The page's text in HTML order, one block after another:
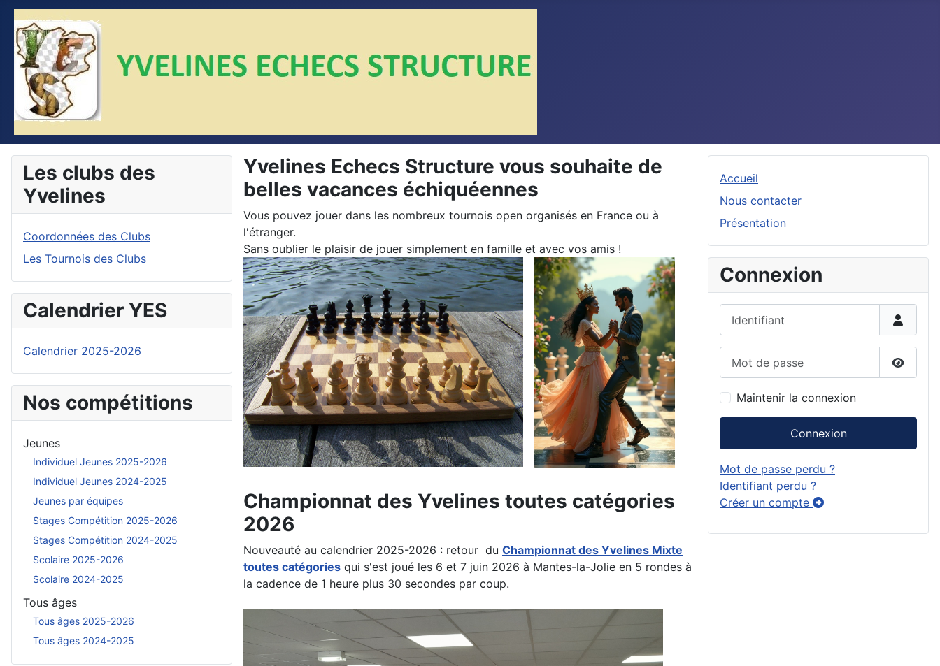
Les clubs des
Yvelines
Coordonnées des Clubs
Les Tournois des Clubs
Calendrier YES
Calendrier 2025-2026
Nos compétitions
Jeunes
Individuel Jeunes 2025-2026
Individuel Jeunes 2024-2025
Jeunes par équipes
Stages Compétition 2025-2026
Stages Compétition 2024-2025
Scolaire 2025-2026
Scolaire 2024-2025
Tous âges
Tous âges 2025-2026
Tous âges 2024-2025
Yvelines Echecs Structure vous souhaite de
belles vacances échiquéennes
Vous pouvez jouer dans les nombreux tournois open organisés en France ou à
l'étranger.
Sans oublier le plaisir de jouer simplement en famille et avec vos amis !
Championnat des Yvelines toutes catégories
2026
Nouveauté au calendrier 2025-2026 : retour du Championnat des Yvelines Mixte
toutes catégories qui s'est joué les 6 et 7 juin 2026 à Mantes-la-Jolie en 5 rondes à
la cadence de 1 heure plus 30 secondes par coup.
Accueil
Nous contacter
Présentation
Connexion
Maintenir la connexion
Connexion
Mot de passe perdu ?
Identifiant perdu ?
Créer un compte